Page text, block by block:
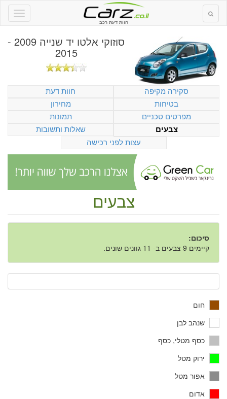
חוות דעת רכב
סוזוקי אלטו יד שנייה 2009 -
2015
סקירה מקיפה
חוות דעת
בטיחות
מחירון
מפרטים טכניים
תמונות
צבעים
שאלות ותשובות
עצות לפני רכישה
צבעים
סיכום:
קיימים 9 צבעים ב- 11 גוונים שונים.
חום
שנהב לבן
כסף מטלי, כסף
ירוק מטל
אפור מטל
אדום